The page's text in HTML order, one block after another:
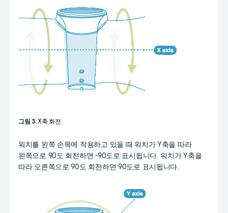
그림 3.X축 회전
워치를 왼쪽 손목에 착용하고 있을 때 워치가 Y축을 따라
왼쪽으로 90도 회전하면 -90도로 표시됩니다. 워치가 Y축을
따라 오른쪽으로 90도 회전하면 90도로 표시됩니다.